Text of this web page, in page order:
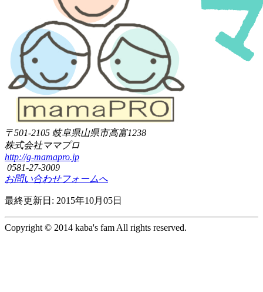
〒501-2105 岐阜県山県市高富1238
株式会社ママプロ
http://g-mamapro.jp
0581-27-3009
お問い合わせフォームへ
最終更新日: 2015年10月05日
Copyright © 2014 kaba's fam All rights reserved.